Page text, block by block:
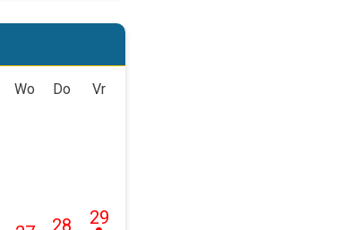
Wo Do
28
Vr
29